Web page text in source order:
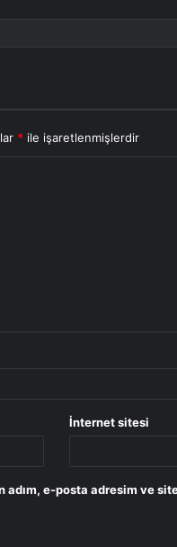
* ile işaretlenmişlerdir
İnternet sitesi
e-posta adresim ve